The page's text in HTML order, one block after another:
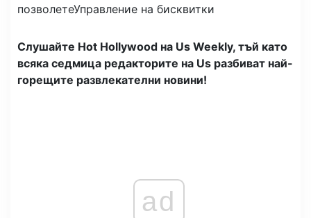
позволетеУправление на бисквитки
Слушайте Hot Hollywood на Us Weekly, тъй като
всяка седмица редакторите на Us разбиват най-
горещите развлекателни новини!
ad